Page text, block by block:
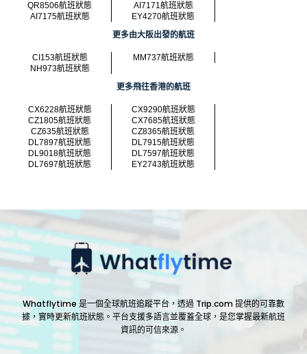
QR8506航班狀態
AI7171航班狀態
AI7175航班狀態
EY4270航班狀態
更多由大阪出發的航班
CI153航班狀態
MM737航班狀態
NH973航班狀態
更多飛往香港的航班
CX6228航班狀態
CX9290航班狀態
CZ1805航班狀態
CX7685航班狀態
CZ635航班狀態
CZ8365航班狀態
DL7897航班狀態
DL7915航班狀態
DL9018航班狀態
DL7597航班狀態
DL7697航班狀態
EY2743航班狀態
Whatflytime 是一個全球航班追蹤平台，透過 Trip.com 提供的可靠數
據，實時更新航班狀態。平台支援多語言並覆蓋全球，是您掌握最新航班
資訊的可信來源。